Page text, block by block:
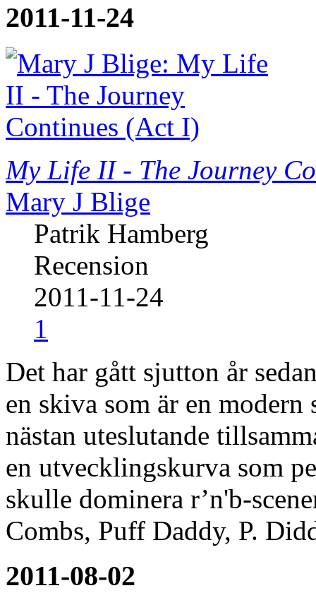
2011-11-24
My Life II - The Journey
Mary J Blige
Patrik Hamberg
Recension
2011-11-24
1
Det har gått sjutton år
en skiva som är en
nästan uteslutande
en utvecklingskurva som
skulle dominera r’n'b-
Combs, Puff Daddy, P.
2011-08-02